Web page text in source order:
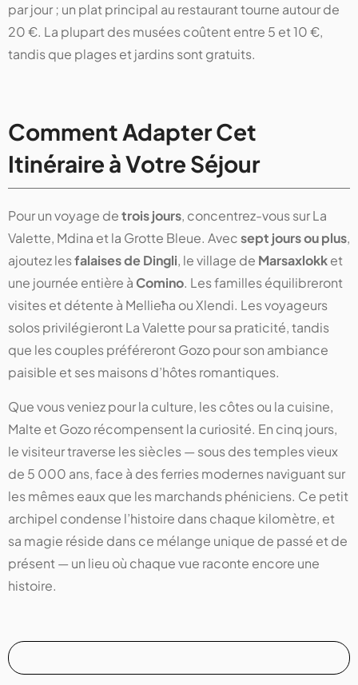
par jour ; un plat principal au restaurant tourne autour de
20 €. La plupart des musées coûtent entre 5 et 10 €,
tandis que plages et jardins sont gratuits.
Comment Adapter Cet
Itinéraire à Votre Séjour
Pour un voyage detrois jours, concentrez-vous sur La
Valette, Mdina et la Grotte Bleue. Avecsept jours ou plus,
ajoutez lesfalaises de Dingli, le village de Marsaxlokket
une journée entière à Comino. Les familles équilibreront
visites et détente à Mellieħa ou Xlendi. Les voyageurs
solos privilégieront La Valette pour sa praticité, tandis
que les couples préféreront Gozo pour son ambiance
paisible et ses maisons d’hôtes romantiques.
Que vous veniez pour la culture, les côtes ou la cuisine,
Malte et Gozo récompensent la curiosité. En cinq jours,
le visiteur traverse les siècles — sous des temples vieux
de 5 000 ans, face à des ferries modernes naviguant sur
les mêmes eaux que les marchands phéniciens. Ce petit
archipel condense l’histoire dans chaque kilomètre, et
sa magie réside dans ce mélange unique de passé et de
présent — un lieu où chaque vue raconte encore une
histoire.